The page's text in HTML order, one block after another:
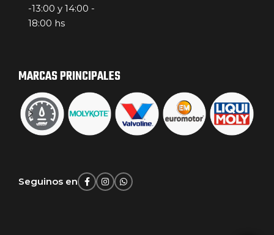
-13:00 y 14:00 -
18:00 hs
MARCAS PRINCIPALES
Seguinos en